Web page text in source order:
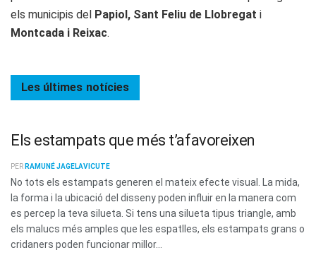
els municipis del Papiol, Sant Feliu de Llobregat i
Montcada i Reixac.
Les últimes notícies
Els estampats que més t’afavoreixen
PER RAMUNÉ JAGELAVICUTE
No tots els estampats generen el mateix efecte visual. La mida,
la forma i la ubicació del disseny poden influir en la manera com
es percep la teva silueta. Si tens una silueta tipus triangle, amb
els malucs més amples que les espatlles, els estampats grans o
cridaners poden funcionar millor...